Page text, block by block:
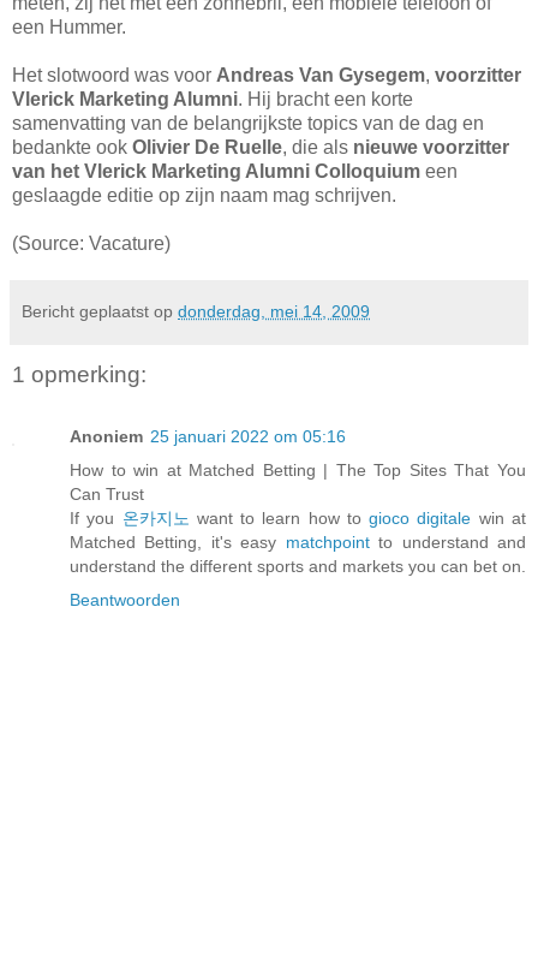
een Hummer.
Het slotwoord was voor Andreas Van Gysegem, voorzitter
Vlerick Marketing Alumni. Hij bracht een korte
samenvatting van de belangrijkste topics van de dag en
bedankte ook Olivier De Ruelle, die als nieuwe voorzitter
van het Vlerick Marketing Alumni Colloquium een
geslaagde editie op zijn naam mag schrijven.
(Source: Vacature)
Bericht geplaatst op donderdag, mei 14, 2009
1 opmerking:
Anoniem 25 januari 2022 om 05:16
How to win at Matched Betting | The Top Sites That You
Can Trust
If you 온카지노 want to learn how togioco digitale win at
Matched Betting, it's easy matchpointto understand and
understand the different sports and markets you can bet on.
Beantwoorden